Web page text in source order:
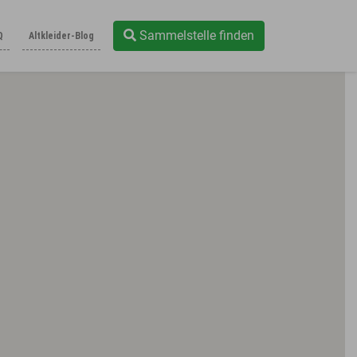
Altkleider-Blog Sammelstelle finden